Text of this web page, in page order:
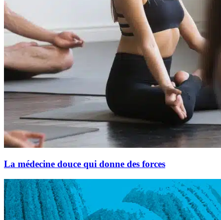
La médecine douce qui donne des forces